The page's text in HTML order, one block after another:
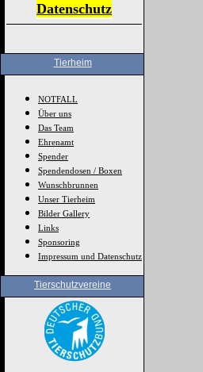
Datenschutz
Tierheim
NOTFALL
Über uns
Das Team
Ehrenamt
Spender
Spendendosen / Boxen
Wunschbrunnen
Unser Tierheim
Bilder Gallery
Links
Sponsoring
Impressum und Datenschutz
Tierschutzvereine